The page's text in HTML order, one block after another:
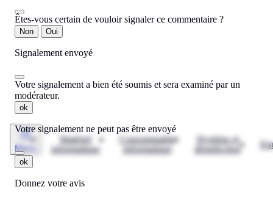
Menu
Matériel
informatique
Consommable
informatique
Hygiène et
désinfection
Êtes-vous certain de vouloir signaler ce commentaire ?
Non Oui
Signalement envoyé
Votre signalement a bien été soumis et sera examiné par un
modérateur.
ok
Votre signalement ne peut pas être envoyé
ok
Donnez votre avis